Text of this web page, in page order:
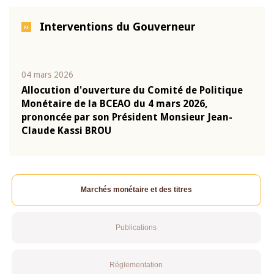
Interventions du Gouverneur
04 mars 2026
Allocution d'ouverture du Comité de Politique
Monétaire de la BCEAO du 4 mars 2026,
prononcée par son Président Monsieur Jean-
Claude Kassi BROU
Marchés monétaire et des titres
Publications
Réglementation